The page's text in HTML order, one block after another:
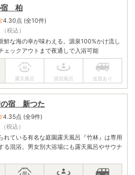
宿 柏
4.30点 (全10件)
（税込）
鮮な海の幸が味わえる。源泉100%かけ流し
ェックアウトまで夜通しで入浴可能
の宿 新つた
4.35点 (全9件)
（税込）
れている有名な庭園露天風呂『竹林』は専用
る混浴。男女別大浴場にも露天風呂やサウナ